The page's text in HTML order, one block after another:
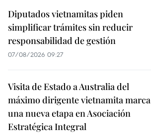
Diputados vietnamitas piden
simplificar trámites sin reducir
responsabilidad de gestión
07/08/2026 09:27
Visita de Estado a Australia del
máximo dirigente vietnamita marca
una nueva etapa en Asociación
Estratégica Integral